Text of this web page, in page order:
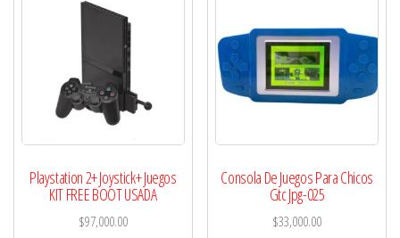
Playstation 2+ Joystick+ Juegos
KIT FREE BOOT USADA
$97,000.00
Consola De Juegos Para Chicos
Gtc Jpg-025
$33,000.00